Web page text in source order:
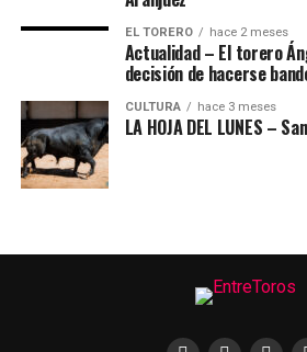
EL TORERO hace 2 meses
Actualidad – El torero
decisión de hacerse
CULTURA hace 3 meses
LA HOJA DEL LUNES –